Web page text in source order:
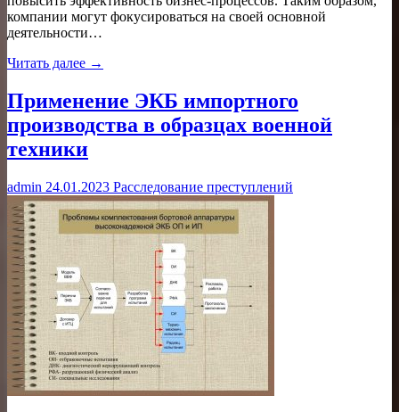
компании могут фокусироваться на своей основной
деятельности…
Читать далее →
Применение ЭКБ импортного
производства в образцах военной
техники
admin 24.01.2023 Расследование преступлений